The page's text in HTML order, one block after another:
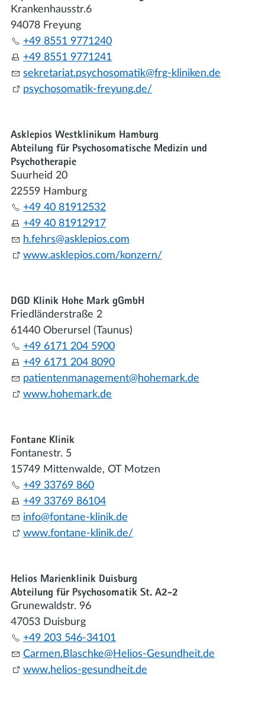
Krankenhausstr.6
94078 Freyung
+49 8551 9771240
+49 8551 9771241
s
kr t r t psych s m t k frg-kl n k n d
psychosomatik-freyung.de/
Asklepios Westklinikum Hamburg
Abteilung für Psychosomatische Medizin und
Psychotherapie
Suurheid 20
22559 Hamburg
+49 40 81912532
+49 40 81912917
h f hrs skl p s c
m
www.asklepios.com/konzern/
DGD Klinik Hohe Mark gGmbH
Friedländerstraße 2
61440 Oberursel (Taunus)
+49 6171 204 5900
+49 6171 204 8090
p t nt nm n g m nt h h m rk d
www.hohemark.de
Fontane Klinik
Fontanestr. 5
15749 Mittenwalde, OT Motzen
+49 33769 860
+49 33769 86104
nf
f nt n -kl n k d
www.fontane-klinik.de/
Helios Marienklinik Duisburg
Abteilung für Psychosomatik St. A2-2
Grunewaldstr. 96
47053 Duisburg
+49 203 546-34101
C rm n Bl schk H s-G s ndh t d
www.helios-gesundheit.de